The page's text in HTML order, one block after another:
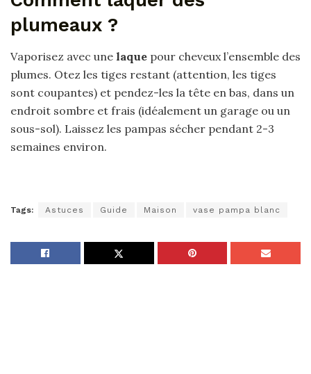
plumeaux ?
Vaporisez avec une laque pour cheveux l’ensemble des
plumes. Otez les tiges restant (attention, les tiges
sont coupantes) et pendez-les la tête en bas, dans un
endroit sombre et frais (idéalement un garage ou un
sous-sol). Laissez les pampas sécher pendant 2-3
semaines environ.
Tags: Astuces Guide Maison vase pampa blanc